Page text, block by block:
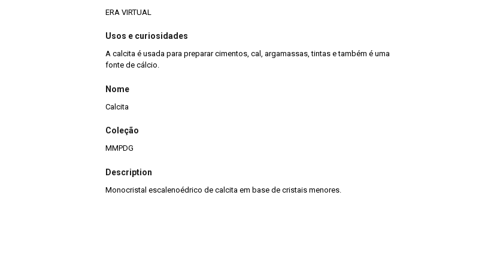
ERA VIRTUAL
Usos e curiosidades
A calcita é usada para preparar cimentos, cal, argamassas, tintas e também é uma
fonte de cálcio.
Nome
Calcita
Coleção
MMPDG
Description
Monocristal escalenoédrico de calcita em base de cristais menores.